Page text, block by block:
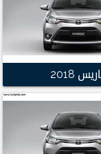
2018